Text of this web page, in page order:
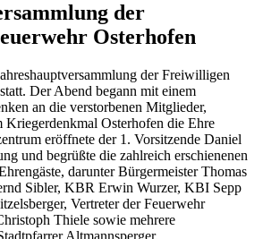
der
Osterhofen
der Freiwilligen
Der Abend begann mit einem
an die verstorbenen Mitglieder,
Kriegerdenkmal Osterhofen die Ehre
eröffnete der 1. Vorsitzende Daniel
und begrüßte die zahlreich erschienenen
darunter Bürgermeister Thomas
Sibler, KBR Erwin Wurzer, KBI Sepp
Vertreter der Feuerwehr
Thiele sowie mehrere
Altmannsperger.